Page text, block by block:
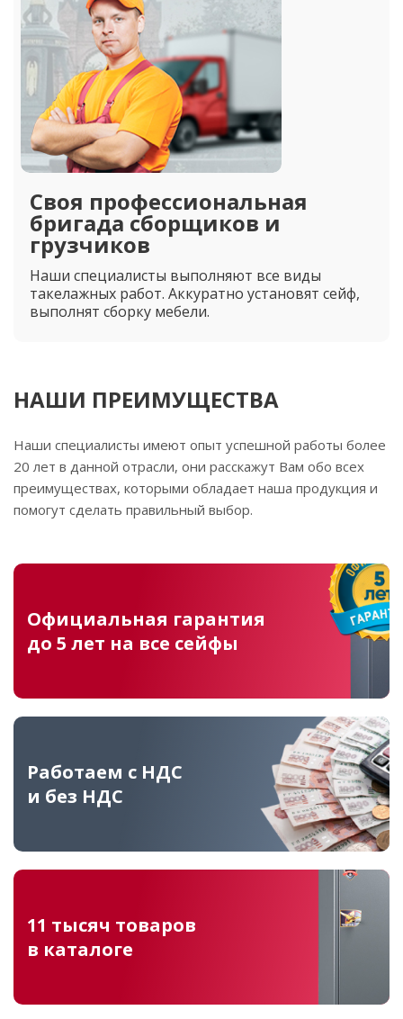
Своя профессиональная
бригада сборщиков и
грузчиков
Наши специалисты выполняют все виды
такелажных работ. Аккуратно установят сейф,
выполнят сборку мебели.
НАШИ ПРЕИМУЩЕСТВА
Наши специалисты имеют опыт успешной работы более
20 лет в данной отрасли, они расскажут Вам обо всех
преимуществах, которыми обладает наша продукция и
помогут сделать правильный выбор.
Официальная гарантия
до 5 лет на все сейфы
Работаем с НДС
и без НДС
11 тысяч товаров
в каталоге